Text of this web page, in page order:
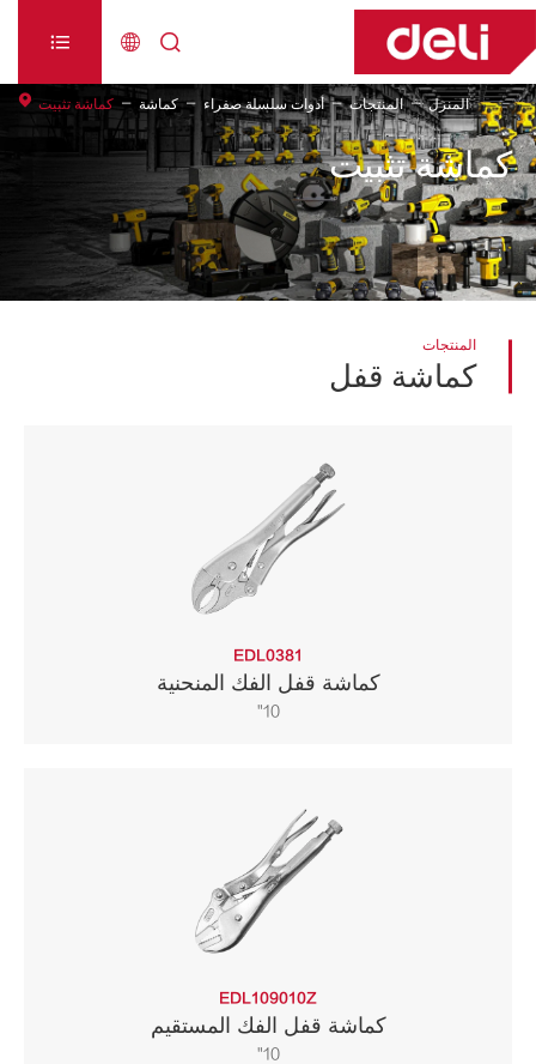



كماشة تثبيت
المنزل المنتجات أدوات سلسلة صفراء كماشة كماشة تثبيت
المنتجات
كماشة قفل
EDL0381
كماشة قفل الفك المنحنية
10"
EDL109010Z
كماشة قفل الفك المستقيم
10"